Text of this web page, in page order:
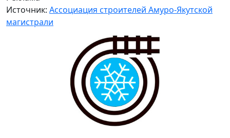
Источник: Ассоциация строителей Амуро-Якутской
магистрали